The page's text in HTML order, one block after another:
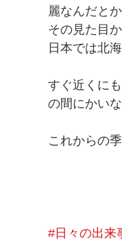
麗なんだとか
その見た目
日本では北
すぐ近くに
の間にかい
これからの
#日々の出来